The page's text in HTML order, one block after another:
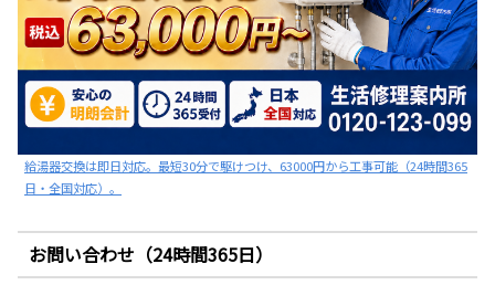
給湯器交換は即日対応。最短30分で駆けつけ、63000円から工事可能（24時間365
日・全国対応）。
お問い合わせ（24時間365日）